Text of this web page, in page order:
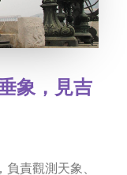
象，見吉
責觀測天象、